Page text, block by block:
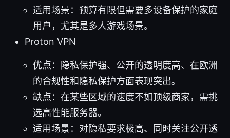
适用场景：预算有限但需要多设备保护的家庭
用户，尤其是多人游戏场景。
Proton VPN
优点：隐私保护强、公开的透明度高、在欧洲
的合规性和隐私保护方面表现突出。
缺点：在某些区域的速度不如顶级商家，需挑
选高性能服务器。
适用场景：对隐私要求极高、同时关注公开透